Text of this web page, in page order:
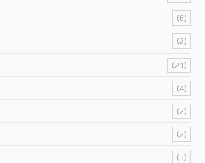
(6)
(2)
(21)
(4)
(2)
(2)
(3)